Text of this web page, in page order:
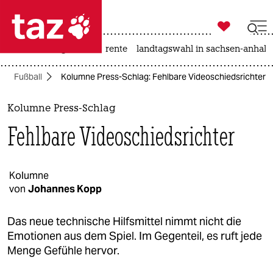
 taz zahl ich
taz zahl ich
themen
politik
gesellschaft
kultur
sport

taz zahl ich
rente landtagswahl in sachsen-anhalt
Fußball Kolumne Press-Schlag: Fehlbare Videoschiedsrichter
Kolumne Press-Schlag
Fehlbare Videoschiedsrichter
Kolumne
von Johannes Kopp
Das neue technische Hilfsmittel nimmt nicht die
Emotionen aus dem Spiel. Im Gegenteil, es ruft jede
Menge Gefühle hervor.